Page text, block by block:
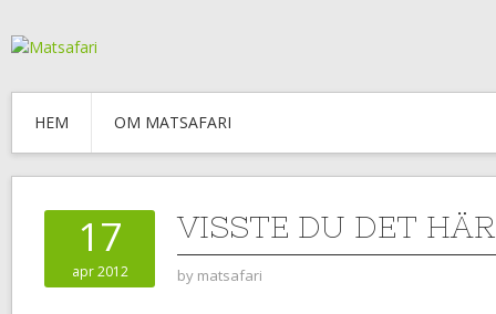
HEM OM MATSAFARI
17
apr 2012
VISSTE DU DET
by matsafari